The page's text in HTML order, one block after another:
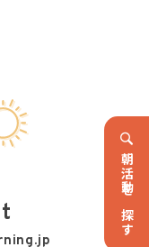
朝活動を探す